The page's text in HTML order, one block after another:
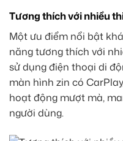
Tương thích với nhiều
Một ưu điểm nổi bật
năng tương thích với
sử dụng điện thoại di
màn hình zin có
hoạt động mượt mà,
người dùng.